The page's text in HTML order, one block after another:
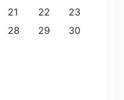
21 22
23
28 29
30